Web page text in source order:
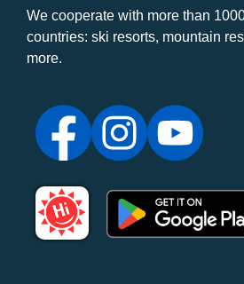
We cooperate with more than
countries: ski resorts, mountain
more.